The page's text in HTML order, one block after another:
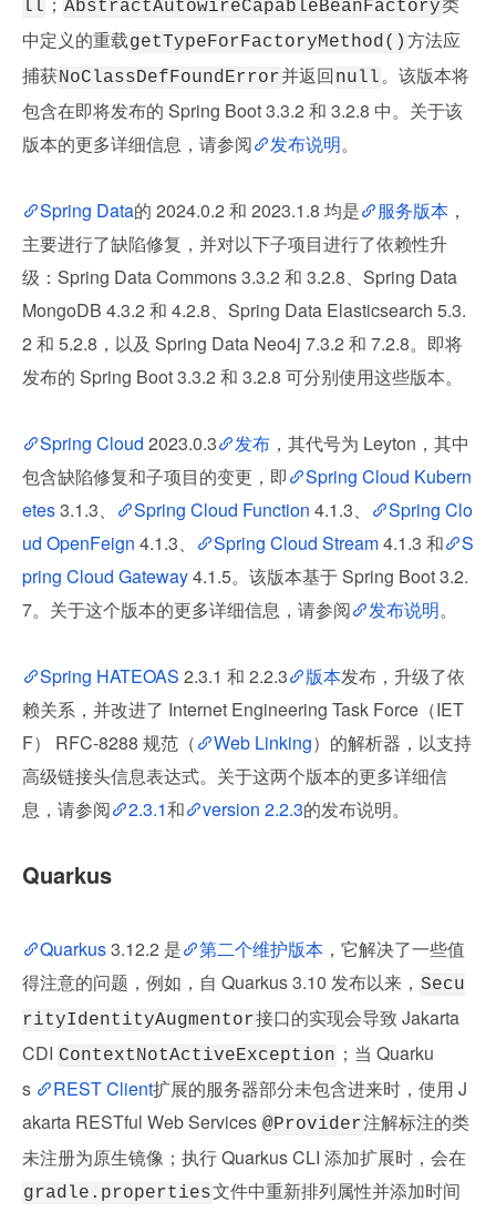
ll AbstractAutowireCapableBeanFactory
中定义的重载getTypeForFactoryMethod() 方法应
捕获NoClassDefFoundError并返回null。该版本将
包含在即将发布的 Spring Boot 3.3.2 和 3.2.8 中。关于该
版本的更多详细信息，请参阅
发布说明。
Spring Data的 2024.0.2 和 2023.1.8 均是 服务版本 ，
主要进行了缺陷修复，并对以下子项目进行了依赖性升
级：Spring Data Commons 3.3.2 和 3.2.8、Spring Data
MongoDB 4.3.2 和 4.2.8、Spring Data Elasticsearch 5.3.
2 和 5.2.8，以及 Spring Data Neo4j 7.3.2 和 7.2.8。即将
发布的 Spring Boot 3.3.2 和 3.2.8 可分别使用这些版本。
Spring Cloud 2023.0.3 发布 ，其代号为 Leyton，其中
包含缺陷修复和子项目的变更，即
Spring Cloud Kubern
etes 3.1.3、 Spring Cloud Function 4.1.3、
Spring Clo
ud OpenFeign 4.1.3、 Spring Cloud Stream 4.1.3 和
S
pring Cloud Gateway 4.1.5。该版本基于 Spring Boot 3.2.
7。关于这个版本的更多详细信息，请参阅
发布说明。
Spring HATEOAS 2.3.1 和 2.2.3 版本发布，升级了依
赖关系，并改进了 Internet Engineering Task Force（IET
F） RFC-8288 规范（
Web Linking）的解析器，以支持
高级链接头信息表达式。关于这两个版本的更多详细信
息，请参阅
2.3.1和 version 2.2.3的发布说明。
Quarkus
Quarkus 3.12.2 是 第二个维护版本 ，它解决了一些值
得注意的问题，例如，自 Quarkus 3.10 发布以来， Secu
rityIdentityAugmentor接口的实现会导致 Jakarta
CDI ContextNotActiveException ；当 Quarku
s
REST Client扩展的服务器部分未包含进来时，使用 J
akarta RESTful Web Services @Provider注解标注的类
未注册为原生镜像；执行 Quarkus CLI 添加扩展时，会在
gradle.properties文件中重新排列属性并添加时间